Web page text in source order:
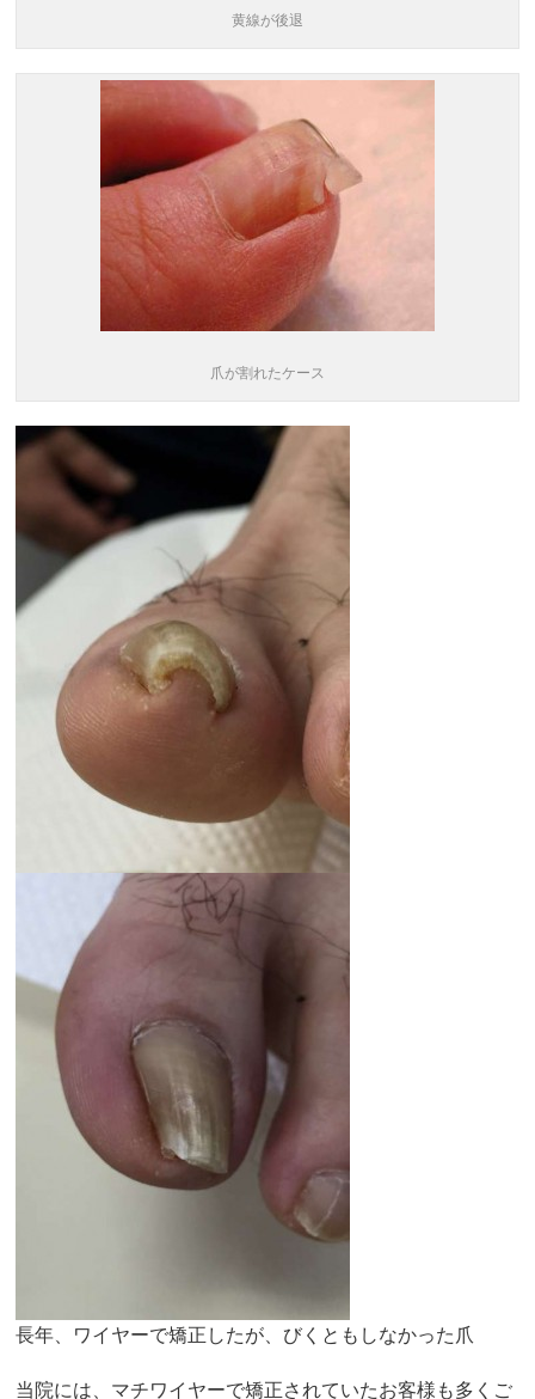
黄線が後退
爪が割れたケース
長年、ワイヤーで矯正したが、びくともしなかった爪
当院には、マチワイヤーで矯正されていたお客様も多くご